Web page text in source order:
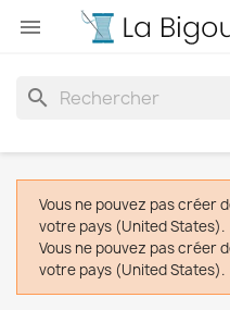

search
Vous ne pouvez pas créer
votre pays (United States).
Vous ne pouvez pas créer
votre pays (United States).